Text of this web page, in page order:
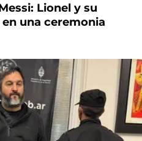
Lionel y su
una ceremonia